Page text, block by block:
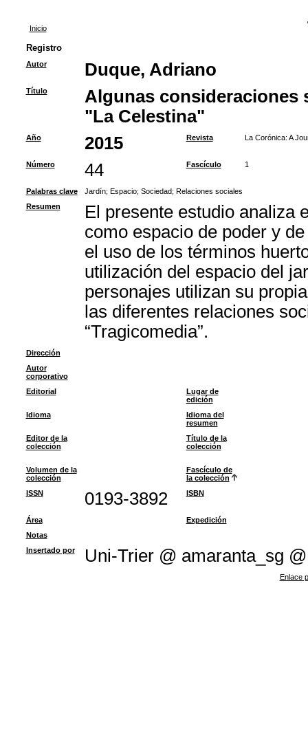
Inicio
Registro
Autor Duque, Adriano
Título
Algunas consideraciones
"La Celestina"
Año 2015 Revista La Corónica: A
Número 44 Fascículo 1
Palabras clave Jardín; Espacio; Sociedad; Relaciones sociales
Resumen
El presente estudio analiza
como espacio de poder y
el uso de los términos
utilización del espacio del
personajes utilizan su
las diferentes relaciones
“Tragicomedia”.
Dirección
Autor
corporativo
Editorial
Lugar de
edición
Idioma
Idioma del
resumen
Editor de la
colección
Título de la
colección
Volumen de la
colección
Fascículo de
la colección
ISSN
0193-3892 ISBN
Área
Expedición
Notas
Insertado por
Uni-Trier @ amaranta_sg @
Enlace